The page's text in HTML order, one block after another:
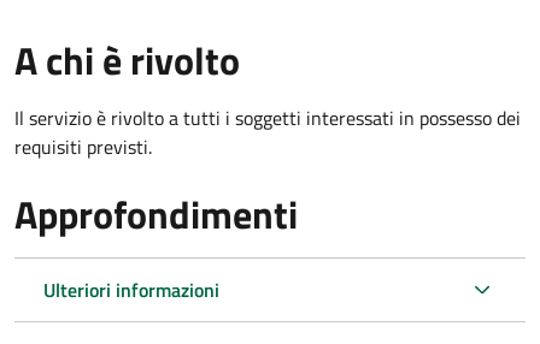
A chi è rivolto
Il servizio è rivolto a tutti i soggetti interessati in possesso dei
requisiti previsti.
Approfondimenti
Ulteriori informazioni